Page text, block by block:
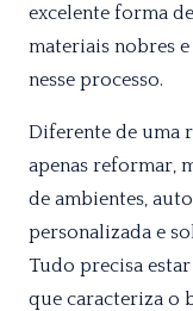
excelente forma
materiais nobres e
nesse processo.
Diferente de uma
apenas reformar,
de ambientes,
personalizada e
Tudo precisa
que caracteriza o